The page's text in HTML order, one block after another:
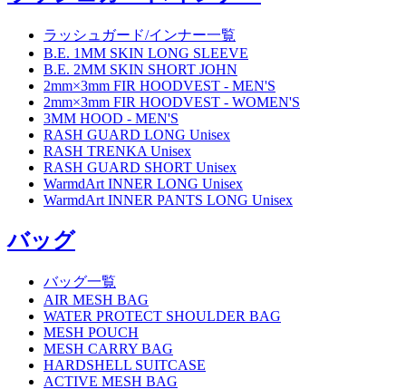
ラッシュガード/インナー一覧
B.E. 1MM SKIN LONG SLEEVE
B.E. 2MM SKIN SHORT JOHN
2mm×3mm FIR HOODVEST - MEN'S
2mm×3mm FIR HOODVEST - WOMEN'S
3MM HOOD - MEN'S
RASH GUARD LONG Unisex
RASH TRENKA Unisex
RASH GUARD SHORT Unisex
WarmdArt INNER LONG Unisex
WarmdArt INNER PANTS LONG Unisex
バッグ
バッグ一覧
AIR MESH BAG
WATER PROTECT SHOULDER BAG
MESH POUCH
MESH CARRY BAG
HARDSHELL SUITCASE
ACTIVE MESH BAG